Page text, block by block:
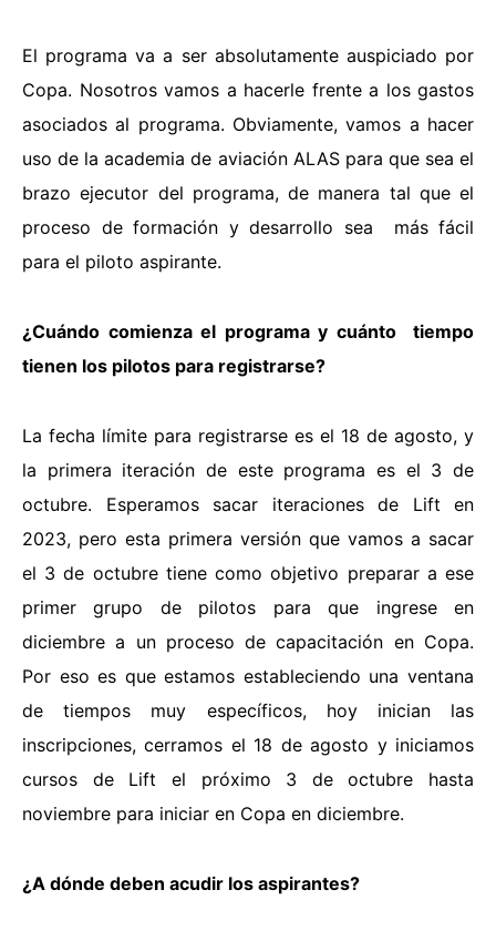
El programa va a ser absolutamente auspiciado por
Copa. Nosotros vamos a hacerle frente a los gastos
asociados al programa. Obviamente, vamos a hacer
uso de la academia de aviación ALAS para que sea el
brazo ejecutor del programa, de manera tal que el
proceso de formación y desarrollo sea más fácil
para el piloto aspirante.
¿Cuándo comienza el programa y cuánto tiempo
tienen los pilotos para registrarse?
La fecha límite para registrarse es el 18 de agosto, y
la primera iteración de este programa es el 3 de
octubre. Esperamos sacar iteraciones de Lift en
2023, pero esta primera versión que vamos a sacar
el 3 de octubre tiene como objetivo preparar a ese
primer grupo de pilotos para que ingrese en
diciembre a un proceso de capacitación en Copa.
Por eso es que estamos estableciendo una ventana
de tiempos muy específicos, hoy inician las
inscripciones, cerramos el 18 de agosto y iniciamos
cursos de Lift el próximo 3 de octubre hasta
noviembre para iniciar en Copa en diciembre.
¿A dónde deben acudir los aspirantes?